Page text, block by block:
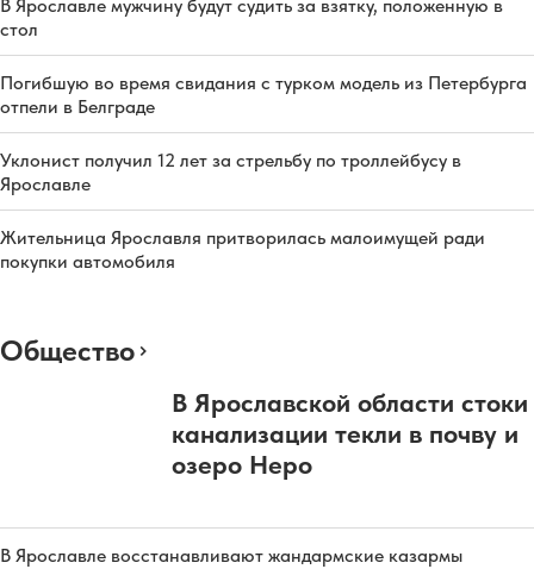
В Ярославле мужчину будут судить за взятку, положенную в
стол
Погибшую во время свидания с турком модель из Петербурга
отпели в Белграде
Уклонист получил 12 лет за стрельбу по троллейбусу в
Ярославле
Жительница Ярославля притворилась малоимущей ради
покупки автомобиля
Общество
В Ярославской области стоки
канализации текли в почву и
озеро Неро
В Ярославле восстанавливают жандармские казармы